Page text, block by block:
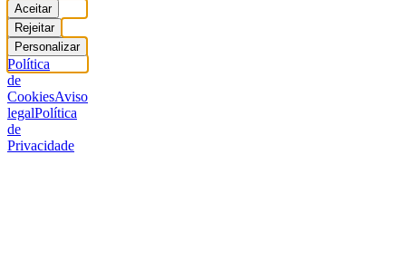
Aceitar
Rejeitar
Personalizar
Política
de
CookiesAviso
legalPolítica
de
Privacidade